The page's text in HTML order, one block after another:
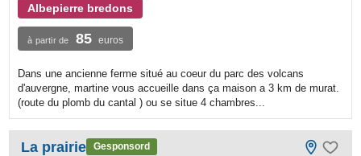
Albepierre bredons
à partir de 85 euros
Dans une ancienne ferme situé au coeur du parc des volcans
d'auvergne, martine vous accueille dans ça maison a 3 km de murat.
(route du plomb du cantal ) ou se situe 4 chambres...
La prairie Gesponsord